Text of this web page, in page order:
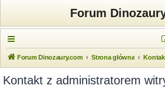
Forum
Forum Dinozaury.com Strona główna
Kontakt z administratorem